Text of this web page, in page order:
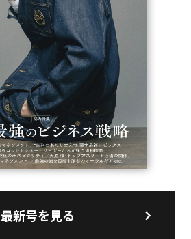
最新号を見る